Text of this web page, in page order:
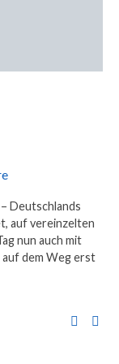
Deutschlands
auf vereinzelten
nun auch mit
dem Weg erst